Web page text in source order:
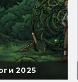
2025